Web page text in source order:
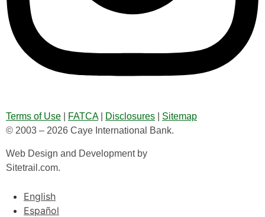
Terms of Use FATCA| Disclosures
Sitemap
© 2003 – 2026 Caye International Bank.
Web Design and Development by
Sitetrail.com.
English
Español